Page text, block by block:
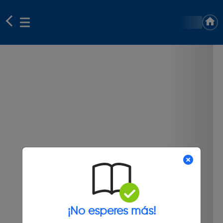
¡No esperes más!